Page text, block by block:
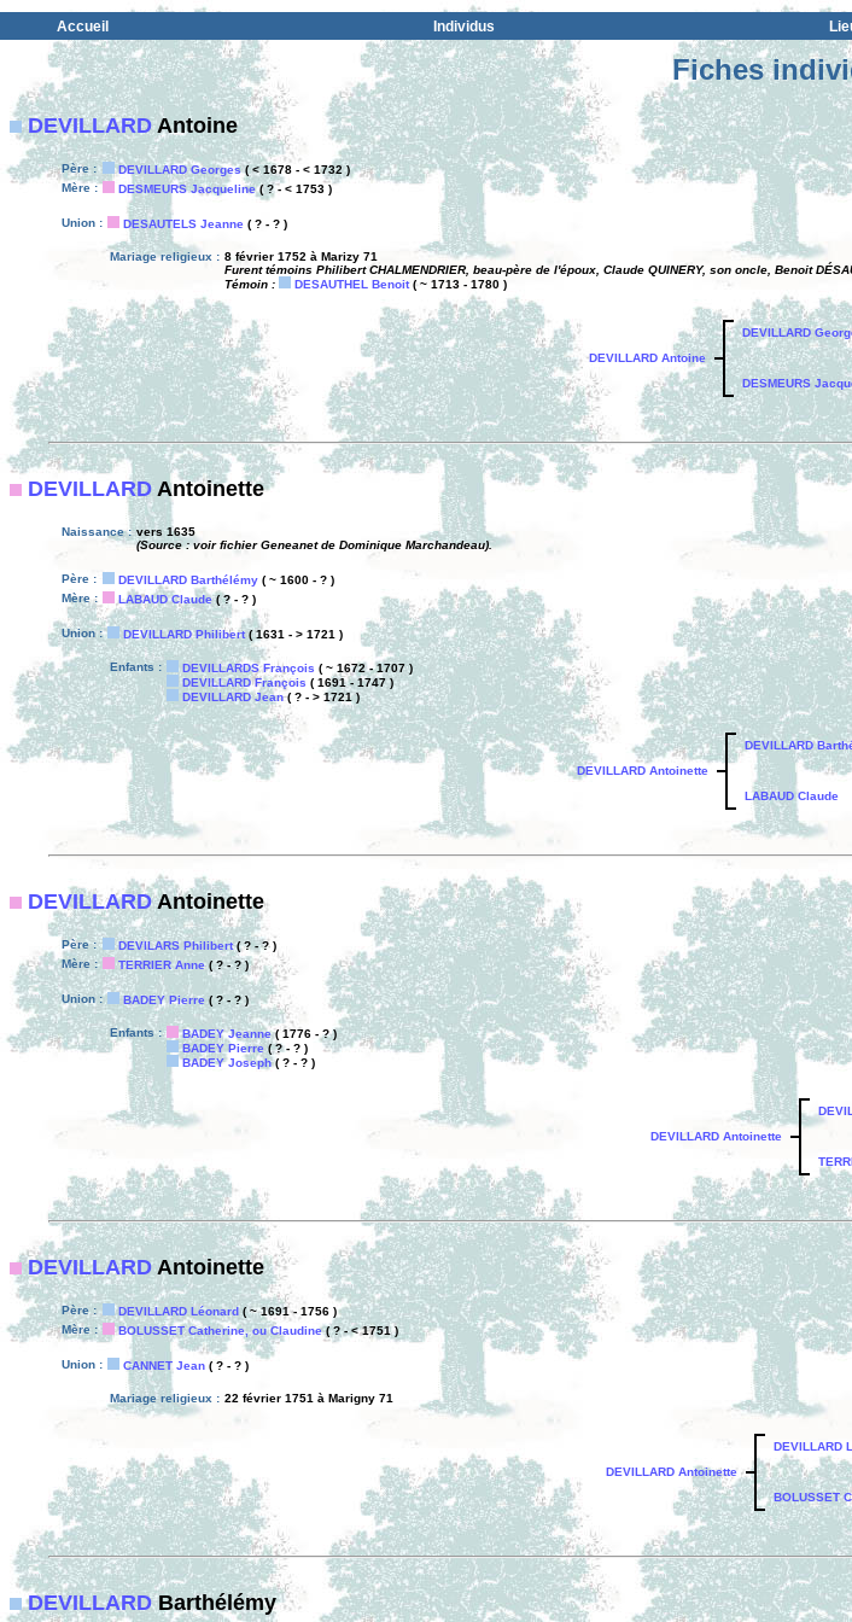
Accueil Individus
Fiches
DEVILLARDAntoine
Père : DEVILLARD Georges ( < 1678 - < 1732 )
Mère :
DESMEURS Jacqueline( ? - < 1753 )
Union : DESAUTELS Jeanne ( ? - ? )
Mariage religieux : 8 février 1752 à Marizy 71
Furent témoins Philibert CHALMENDRIER, beau-père de l'époux, Claude QUINERY, son oncle, Benoit
Témoin :
DESAUTHEL Benoit( ~ 1713 - 1780 )
DEVILLARD Antoine
DEVILLARD
DESMEURS
DEVILLARDAntoinette
Naissance : vers 1635
(Source : voir fichier Geneanet de Dominique Marchandeau).
Père : DEVILLARD Barthélémy ( ~ 1600 - ? )
Mère :
LABAUD Claude( ? - ? )
Union : DEVILLARD Philibert( 1631 - > 1721 )
Enfants : DEVILLARDS François ( ~ 1672 - 1707 )
DEVILLARD François ( 1691 - 1747 )
DEVILLARD Jean( ? - > 1721 )
DEVILLARD Antoinette
DEVILLARD
LABAUD Claude
DEVILLARDAntoinette
Père : DEVILARS Philibert( ? - ? )
Mère :
TERRIER Anne( ? - ? )
Union : BADEY Pierre ( ? - ? )
Enfants : BADEY Jeanne( 1776 - ? )
BADEY Pierre ( ? - ? )
BADEY Joseph( ? - ? )
DEVILLARD Antoinette
DEVILLARDAntoinette
Père : DEVILLARD Léonard( ~ 1691 - 1756 )
Mère :
BOLUSSET Catherine, ou Claudine( ? - < 1751 )
Union : CANNET Jean ( ? - ? )
Mariage religieux : 22 février 1751 à Marigny 71
DEVILLARD Antoinette
DEVILLARD
BOLUSSET
DEVILLARDBarthélémy